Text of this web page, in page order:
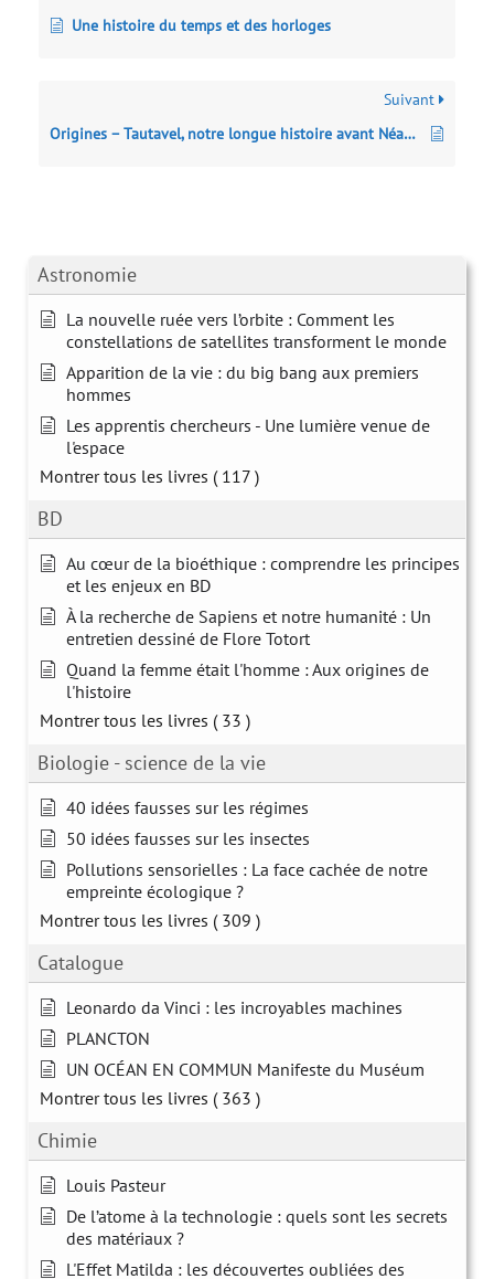
Astronomie
La nouvelle ruée vers l’orbite : Comment les
constellations de satellites transforment le monde
Apparition de la vie : du big bang aux premiers
hommes
Les apprentis chercheurs - Une lumière venue de
l'espace
Montrer tous les livres ( 117 )
BD
Au cœur de la bioéthique : comprendre les principes
et les enjeux en BD
À la recherche de Sapiens et notre humanité : Un
entretien dessiné de Flore Totort
Quand la femme était l'homme : Aux origines de
l'histoire
Montrer tous les livres ( 33 )
Biologie - science de la vie
40 idées fausses sur les régimes
50 idées fausses sur les insectes
Pollutions sensorielles : La face cachée de notre
empreinte écologique ?
Montrer tous les livres ( 309 )
Catalogue
Leonardo da Vinci : les incroyables machines
PLANCTON
UN OCÉAN EN COMMUN Manifeste du Muséum
Montrer tous les livres ( 363 )
Chimie
Louis Pasteur
De l’atome à la technologie : quels sont les secrets
des matériaux ?
L'Effet Matilda : les découvertes oubliées des
Une histoire du temps et des horloges
Suivant
Origines – Tautavel, notre longue histoire avant Néandertal